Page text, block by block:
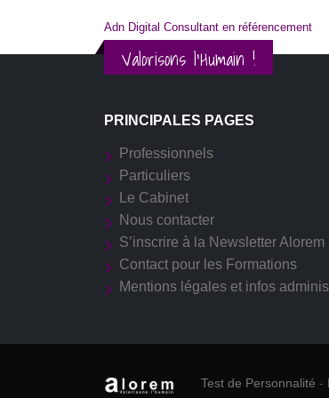
Adn Digital Consultant en référencement
Valorisons l'Humain !
PRINCIPALES PAGES
Professionnels
Particuliers
Le Cabinet
Nous contacter
S’inscrire à la Newsletter Alorem
Contact pour les Formations
Mentions légales et infos
Test de Personnalité -